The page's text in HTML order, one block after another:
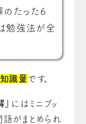
のたった6
勉強法が全
識量 です。
』にはミニブッ
がまとめられ